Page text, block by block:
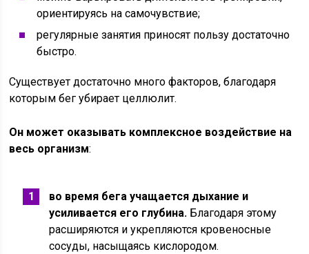
ориентируясь на самочувствие;
регулярные занятия приносят пользу достаточно
быстро.
Существует достаточно много факторов, благодаря
которым бег убирает целлюлит.
Он может оказывать комплексное воздействие на
весь организм:
во время бега учащается дыхание и
усиливается его глубина. Благодаря этому
расширяются и укрепляются кровеносные
сосуды, насыщаясь кислородом.